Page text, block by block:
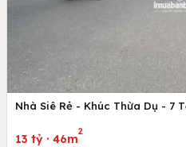
Nhà Siê Rẻ - Khúc Thừa Dụ - 7
13 tỷ · 46m
2